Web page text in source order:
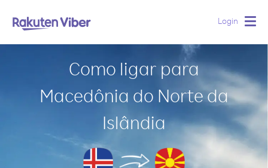
Login
Como ligar para
Macedônia do Norte da
Islândia